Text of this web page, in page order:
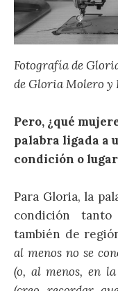
Fotografía de
de Gloria Molero y
Pero, ¿qué
palabra ligada a
condición o
Para Gloria, la
condición
también de
al menos no se
(o, al menos, en